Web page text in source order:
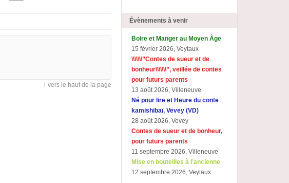
↑ vers le haut de la page
Évènements à venir
Boire et Manger au Moyen Âge
15 février 2026, Veytaux
\\\\\\\”Contes de sueur et de
bonheur\\\\\\\”, veillée de contes
pour futurs parents
13 août 2026, Villeneuve
Né pour lire et Heure du conte
kamishibaï, Vevey (VD)
28 août 2026, Vevey
Contes de sueur et de bonheur,
pour futurs parents
11 septembre 2026, Villeneuve
Mise en bouteilles à l’ancienne
12 septembre 2026, Veytaux